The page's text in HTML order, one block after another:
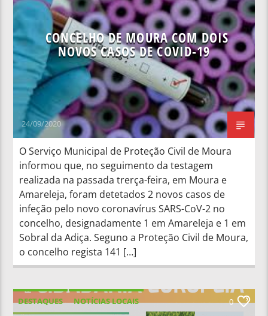
CONCELHO DE MOURA COM DOIS
NOVOS CASOS DE COVID-19
24/09/2020
O Serviço Municipal de Proteção Civil de Moura
informou que, no seguimento da testagem
realizada na passada trerça-feira, em Moura e
Amareleja, foram detetados 2 novos casos de
infeção pelo novo coronavírus SARS-CoV-2 no
concelho, designadamente 1 em Amareleja e 1 em
Sobral da Adiça. Seguno a Proteção Civil de Moura,
o concelho regista 141 […]
DESTAQUES NOTÍCIAS LOCAIS 0